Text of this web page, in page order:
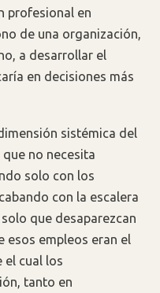
profesional en
de una organización,
a desarrollar el
en decisiones más
sistémica del
no necesita
solo con los
con la escalera
que desaparezcan
esos empleos eran el
el cual los
tanto en